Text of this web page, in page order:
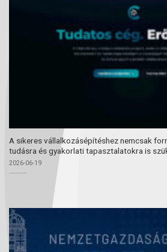
A sikeres vállalkozásépítéshez nemcsak
tudásra és gyakorlati tapasztalatokra is
2026-06-19